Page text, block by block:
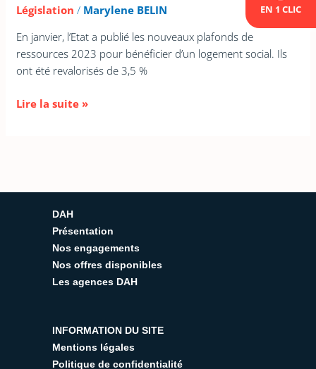
EN 1 CLIC
Législation / Marylene BELIN
En janvier, l’Etat a publié les nouveaux plafonds de
ressources 2023 pour bénéficier d’un logement social. Ils
ont été revalorisés de 3,5 %
Lire la suite »
DAH
Présentation
Nos engagements
Nos offres disponibles
Les agences DAH
INFORMATION DU SITE
Mentions légales
Politique de confidentialité